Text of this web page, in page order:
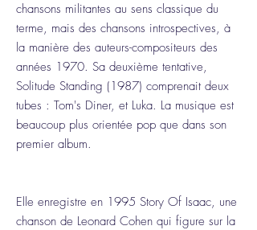
chansons militantes au sens classique du
terme, mais des chansons introspectives, à
la manière des auteurs-compositeurs des
années 1970. Sa deuxième tentative,
Solitude Standing (1987) comprenait deux
tubes : Tom's Diner, et Luka. La musique est
beaucoup plus orientée pop que dans son
premier album.
Elle enregistre en 1995 Story Of Isaac, une
chanson de Leonard Cohen qui figure sur la